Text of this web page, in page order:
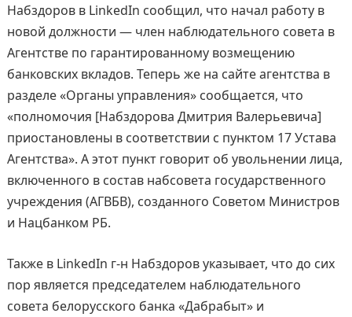
Набздоров в LinkedIn сообщил, что начал работу в
новой должности — член наблюдательного совета в
Агентстве по гарантированному возмещению
банковских вкладов. Теперь же на сайте агентства в
разделе «Органы управления» сообщается, что
«полномочия [Набздорова Дмитрия Валерьевича]
приостановлены в соответствии с пунктом 17 Устава
Агентства». А этот пункт говорит об увольнении лица,
включенного в состав набсовета государственного
учреждения (АГВБВ), созданного Советом Министров
и Нацбанком РБ.
Также в LinkedIn г-н Набздоров указывает, что до сих
пор является председателем наблюдательного
совета белорусского банка «Дабрабыт» и